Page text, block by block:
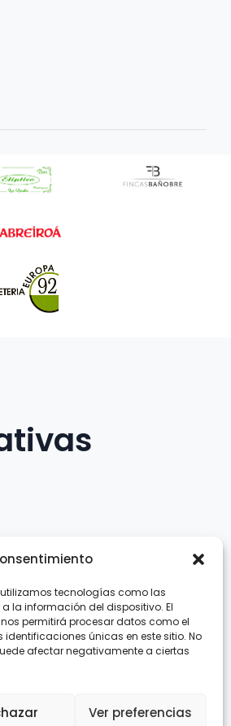
utilizamos tecnologías como las
la información del dispositivo. El
permitirá procesar datos como el
únicas en este sitio. No
afectar negativamente a ciertas
Ver preferencias